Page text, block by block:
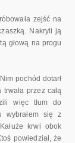
zejść na
Nakryli ją
głową na progu
pochód do­tarł
przez ca­łą
więc tłum do
wybrałem się z
krwi obok
powiedział, że